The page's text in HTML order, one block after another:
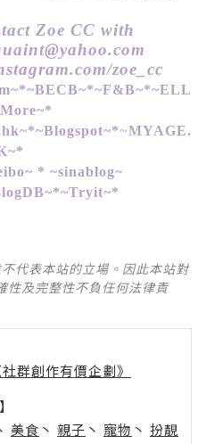
Zoe CC with
zoe_cc
~*~BECB~*~F&B~*~ELL
~*
~*~Blogspot~*~MYAGE.
~*
~ * ~sinablog~
~*~Tryit~*
代表本站的立場。因此本站對
性及完整性不負任何法律責
群創作有價企劃》
美食 丶 親子 丶 寵物 丶 扮靚